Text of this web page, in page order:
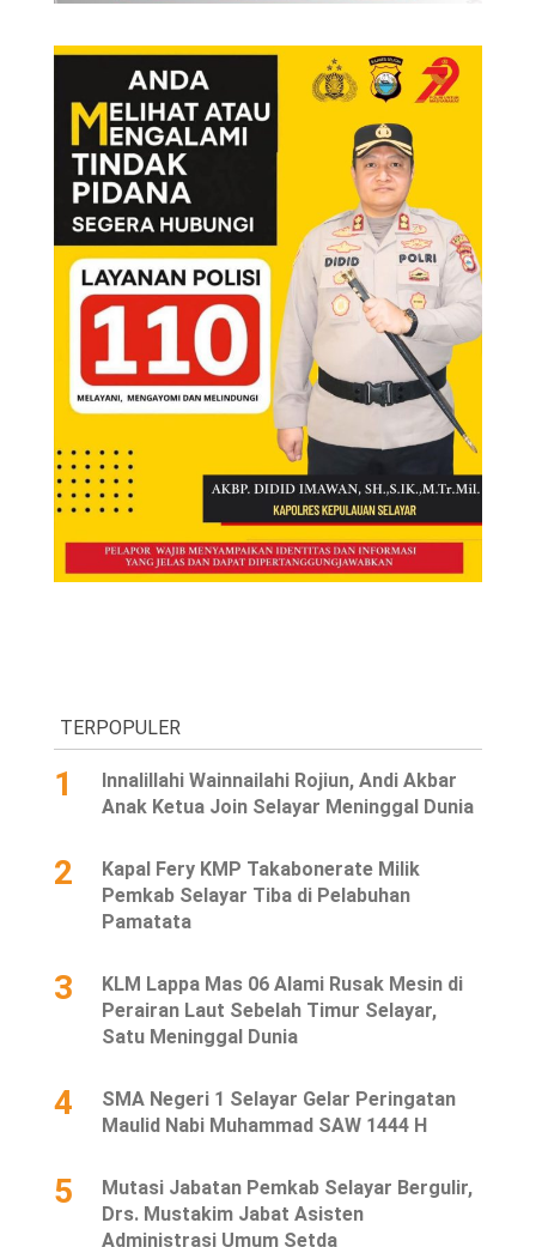
TERPOPULER
1
Innalillahi Wainnailahi Rojiun, Andi Akbar
Anak Ketua Join Selayar Meninggal Dunia
2
Kapal Fery KMP Takabonerate Milik
Pemkab Selayar Tiba di Pelabuhan
Pamatata
3
KLM Lappa Mas 06 Alami Rusak Mesin di
Perairan Laut Sebelah Timur Selayar,
Satu Meninggal Dunia
4
SMA Negeri 1 Selayar Gelar Peringatan
Maulid Nabi Muhammad SAW 1444 H
5
Mutasi Jabatan Pemkab Selayar Bergulir,
Drs. Mustakim Jabat Asisten
Administrasi Umum Setda